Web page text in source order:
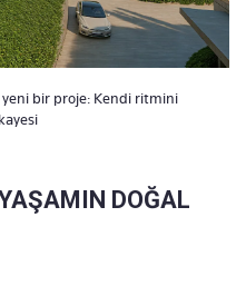
bir proje: Kendi ritmini
DOĞAL